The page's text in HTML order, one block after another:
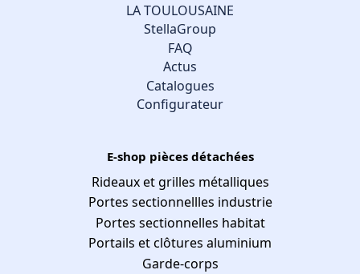
LA TOULOUSAINE
StellaGroup
FAQ
Actus
Catalogues
Configurateur
E-shop pièces détachées
Rideaux et grilles métalliques
Portes sectionnellles industrie
Portes sectionnelles habitat
Portails et clôtures aluminium
Garde-corps